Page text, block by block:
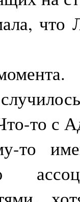
что
то с